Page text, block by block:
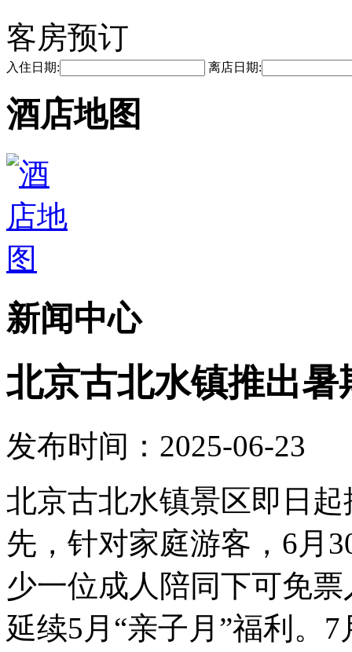
客房预订
入住日期: 离店日期:
酒店地图
新闻中心
北京古北水镇推出暑
发布时间：2025-06-23
北京古北水镇景区即日
先，针对家庭游客，6月
少一位成人陪同下可免
延续5月“亲子月”福利。